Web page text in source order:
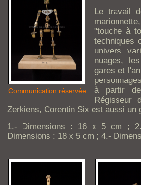
Communication réservée
Le travail
"touche à
techniques
univers
nuages,
gares et
à partir de
Régisseur
Zerkiens, Corentin Six est aussi un
1.- Dimensions : 16 x 5 cm ;
Dimensions : 18 x 5 cm ; 4.-